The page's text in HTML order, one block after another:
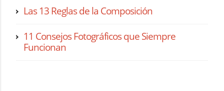
Las 13 Reglas de la Composición
11 Consejos Fotográficos que Siempre
Funcionan